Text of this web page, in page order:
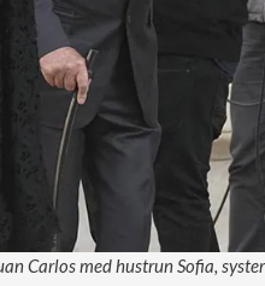
Carlos med hustrun Sofia,